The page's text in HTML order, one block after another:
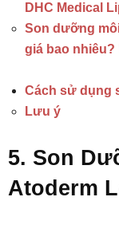
DHC Medical
Son dưỡng
giá bao nhiêu?
Cách sử dụng
Lưu ý
5. Son
Atoderm